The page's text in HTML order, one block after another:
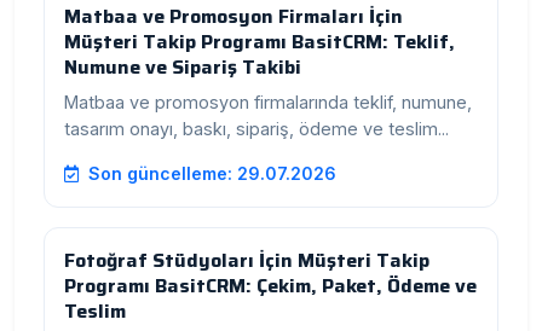
Matbaa ve Promosyon Firmaları İçin
Müşteri Takip Programı BasitCRM: Teklif,
Numune ve Sipariş Takibi
Matbaa ve promosyon firmalarında teklif, numune,
tasarım onayı, baskı, sipariş, ödeme ve teslim...
Son güncelleme: 29.07.2026
Fotoğraf Stüdyoları İçin Müşteri Takip
Programı BasitCRM: Çekim, Paket, Ödeme ve
Teslim